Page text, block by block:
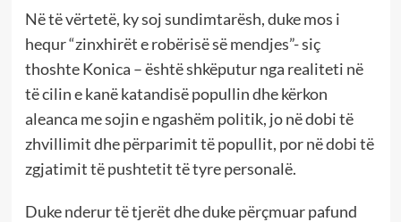
Në të vërtetë, ky soj sundimtarësh, duke mos i
hequr “zinxhirët e robërisë së mendjes”- siç
thoshte Konica – është shkëputur nga realiteti në
të cilin e kanë katandisë popullin dhe kërkon
aleanca me sojin e ngashëm politik, jo në dobi të
zhvillimit dhe përparimit të popullit, por në dobi të
zgjatimit të pushtetit të tyre personalë.
Duke nderur të tjerët dhe duke përçmuar pafund